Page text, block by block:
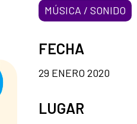
MÚSICA / SONIDO
FECHA
29 ENERO 2020
LUGAR